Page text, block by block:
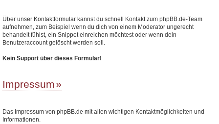
Über unser Kontaktformular kannst du schnell Kontakt zum phpBB.de-Team
aufnehmen, zum Beispiel wenn du dich von einem Moderator ungerecht
behandelt fühlst, ein Snippet einreichen möchtest oder wenn dein
Benutzeraccount gelöscht werden soll.
Kein Support über dieses Formular!
Impressum
Das Impressum von phpBB.de mit allen wichtigen Kontaktmöglichkeiten und
Informationen.